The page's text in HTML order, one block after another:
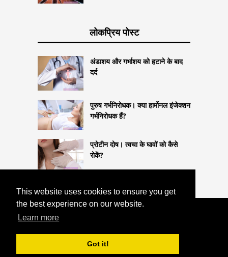
This website uses cookies to ensure you get
the best experience on our website.
Learn more
Got it!
लोकप्रिय पोस्ट
अंडाशय और गर्भाशय को हटाने के बाद
दर्द
पुरुष गर्भनिरोधक। क्या हार्मोनल इंजेक्शन
गर्भनिरोधक हैं?
प्रोटीन दोष। त्वचा के घावों को कैसे
रोकें?
HTTPS://LIFESTYLEMED.NET
लेजर?